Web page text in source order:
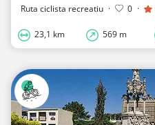
Ruta ciclista recreatiu · 0 ·
23,1 km 569 m